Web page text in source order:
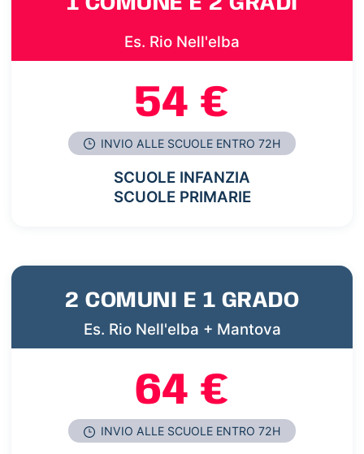
Es. Rio Nell'elba
54 €
INVIO ALLE SCUOLE ENTRO 72H
SCUOLE INFANZIA
SCUOLE PRIMARIE
2 COMUNI E 1 GRADO
Es. Rio Nell'elba + Mantova
64 €
INVIO ALLE SCUOLE ENTRO 72H